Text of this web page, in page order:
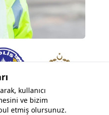
kullanıcı
ve bizim
etmiş olursunuz.